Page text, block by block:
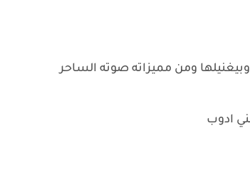
ومن مميزاته صوته الساحر
ادوب